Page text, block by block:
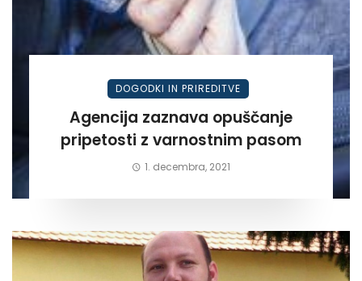
DOGODKI IN PRIREDITVE
Agencija zaznava opuščanje
pripetosti z varnostnim pasom
1. decembra, 2021